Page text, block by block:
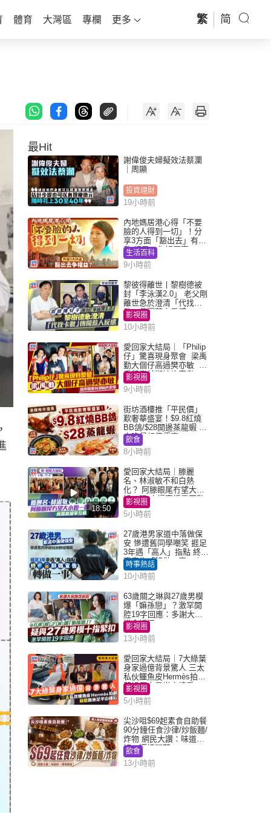
體育 大灣區 專欄 更多 繁 简
最Hit
謝偉俊夫婦擬效法蔡瀾
｜周顯
投資理財
19小時前
內地媽居港心得「不要
臉的人得到一切」！分
享3方面「豁出去」有著
數 網民：你好厲害
生活百科
9小時前
黎彼得離世丨黎樹德被
封「李泳漢2.0」 老父剛
離世急於澄清「代找卡
數」傳聞惹人反感
影視圈
10小時前
愛回家大結局｜「Philip
仔」驚喜現身聚會 梁禹
勤大個仔高過樊亦敏 超
乖黐實林淑敏許家傑
影視圈
9小時前
街坊酒樓推「平民價」
歎奢華盛宴！$9.8紅燒
BB鴿/$28開邊蒸龍蝦 3
大晚餐超值優惠
飲食
8小時前
18:50
愛回家大結局｜滕麗
名、林淑敏不和白熱
化？ 阿滕眼尾冇望大小
姐一眼 商場直播零互動
影視圈
5小時前
27歲港男家道中落做保
安 慘遭舊同學嘲笑 捱足
3年遇「高人」指點 終辭
職宣告「轉做一事」｜
Juicy叮
時事熱話
10小時前
63歲關之琳與27歲男模
爆「嫲孫戀」？激罕開
腔19字回應：多謝大家
掛念近況
影視圈
13小時前
愛回家大結局｜7大綠葉
身家過億背景驚人 三太
私伙鱷魚皮Hermès拍劇
蘇姐原來是半山樓后
影視圈
5小時前
尖沙咀$69起素食自助餐
90分鐘任食沙律/炒飯麵/
炸物 網民大讚：味道
好，環境闊落
飲食
13小時前